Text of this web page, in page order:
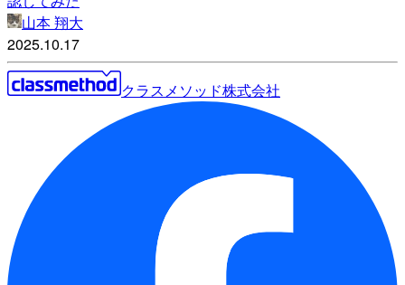
山本 翔大
2025.10.17
クラスメソッド株式会社